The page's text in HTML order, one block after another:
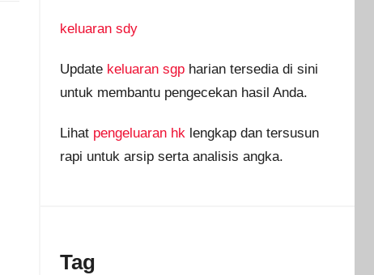
keluaran sdy
Update keluaran sgpharian tersedia di sini
untuk membantu pengecekan hasil Anda.
Lihat pengeluaran hklengkap dan tersusun
rapi untuk arsip serta analisis angka.
Tag